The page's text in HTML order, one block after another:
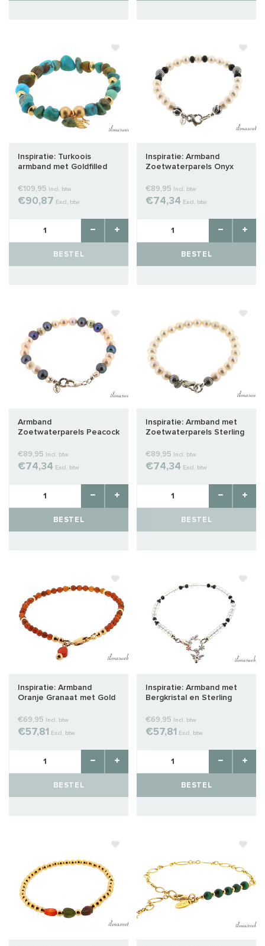
Inspiratie: Turkoois
armband met Goldfilled
€109,95 Incl. btw
€90,87 Excl. btw
BESTEL
Inspiratie: Armband
Zoetwaterparels Onyx
€89,95 Incl. btw
€74,34 Excl. btw
BESTEL
Armband
Zoetwaterparels Peacock
€89,95 Incl. btw
€74,34 Excl. btw
BESTEL
Inspiratie: Armband met
Zoetwaterparels Sterling
€89,95 Incl. btw
€74,34 Excl. btw
BESTEL
Inspiratie: Armband
Oranje Granaat met Gold
€69,95 Incl. btw
€57,81 Excl. btw
BESTEL
Inspiratie: Armband met
Bergkristal en Sterling
€69,95 Incl. btw
€57,81 Excl. btw
BESTEL